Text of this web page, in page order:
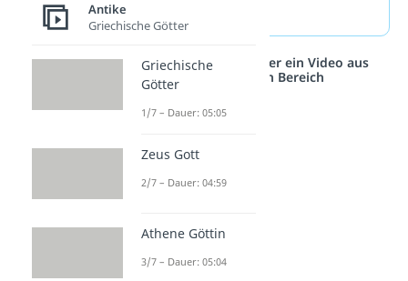
Studyflix vernetzt: Hier ein Video aus
einem anderen Bereich
Antike
Griechische Götter
Griechische
Götter
1/7 – Dauer: 05:05
Zeus Gott
2/7 – Dauer: 04:59
Athene Göttin
3/7 – Dauer: 05:04